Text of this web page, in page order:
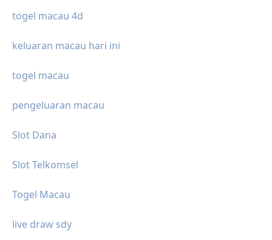
togel macau 4d
keluaran macau hari ini
togel macau
pengeluaran macau
Slot Dana
Slot Telkomsel
Togel Macau
live draw sdy